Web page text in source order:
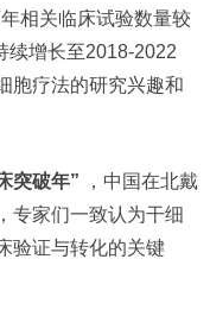
相关临床试验数量较
续增长至2018-2022
胞疗法的研究兴趣和
突破年” ，中国在北戴
专家们一致认为干细
验证与转化的关键